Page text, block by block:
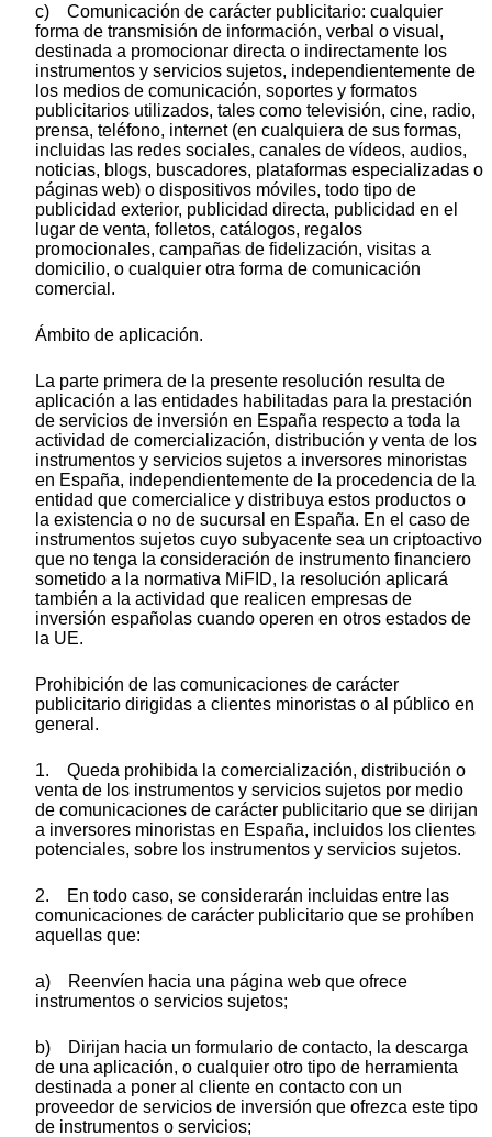
c) Comunicación de carácter publicitario: cualquier
forma de transmisión de información, verbal o visual,
destinada a promocionar directa o indirectamente los
instrumentos y servicios sujetos, independientemente de
los medios de comunicación, soportes y formatos
publicitarios utilizados, tales como televisión, cine, radio,
prensa, teléfono, internet (en cualquiera de sus formas,
incluidas las redes sociales, canales de vídeos, audios,
noticias, blogs, buscadores, plataformas especializadas o
páginas web) o dispositivos móviles, todo tipo de
publicidad exterior, publicidad directa, publicidad en el
lugar de venta, folletos, catálogos, regalos
promocionales, campañas de fidelización, visitas a
domicilio, o cualquier otra forma de comunicación
comercial.
Ámbito de aplicación.
La parte primera de la presente resolución resulta de
aplicación a las entidades habilitadas para la prestación
de servicios de inversión en España respecto a toda la
actividad de comercialización, distribución y venta de los
instrumentos y servicios sujetos a inversores minoristas
en España, independientemente de la procedencia de la
entidad que comercialice y distribuya estos productos o
la existencia o no de sucursal en España. En el caso de
instrumentos sujetos cuyo subyacente sea un criptoactivo
que no tenga la consideración de instrumento financiero
sometido a la normativa MiFID, la resolución aplicará
también a la actividad que realicen empresas de
inversión españolas cuando operen en otros estados de
la UE.
Prohibición de las comunicaciones de carácter
publicitario dirigidas a clientes minoristas o al público en
general.
1. Queda prohibida la comercialización, distribución o
venta de los instrumentos y servicios sujetos por medio
de comunicaciones de carácter publicitario que se dirijan
a inversores minoristas en España, incluidos los clientes
potenciales, sobre los instrumentos y servicios sujetos.
2. En todo caso, se considerarán incluidas entre las
comunicaciones de carácter publicitario que se prohíben
aquellas que:
a) Reenvíen hacia una página web que ofrece
instrumentos o servicios sujetos;
b) Dirijan hacia un formulario de contacto, la descarga
de una aplicación, o cualquier otro tipo de herramienta
destinada a poner al cliente en contacto con un
proveedor de servicios de inversión que ofrezca este tipo
de instrumentos o servicios;